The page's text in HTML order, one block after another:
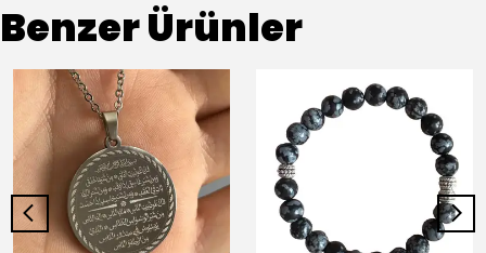
Benzer Ürünler